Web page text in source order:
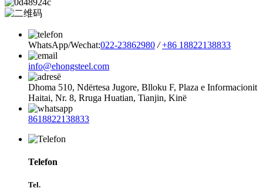
WhatsApp/Wechat:022-23862980 / +86 18822138833
info@ehongsteel.com
Dhoma 510, Ndërtesa Jugore, Blloku F, Plaza e Informacionit
Haitai, Nr. 8, Rruga Huatian, Tianjin, Kinë
8618822138833
Telefon
Tel.